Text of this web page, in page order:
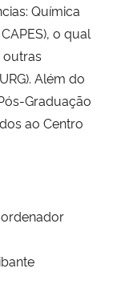
Química
o qual
Além do
Graduação
ao Centro